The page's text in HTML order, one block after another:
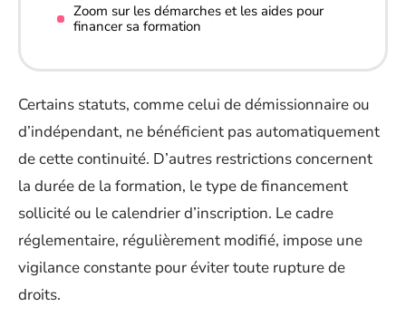
Zoom sur les démarches et les aides pour
financer sa formation
Certains statuts, comme celui de démissionnaire ou
d’indépendant, ne bénéficient pas automatiquement
de cette continuité. D’autres restrictions concernent
la durée de la formation, le type de financement
sollicité ou le calendrier d’inscription. Le cadre
réglementaire, régulièrement modifié, impose une
vigilance constante pour éviter toute rupture de
droits.